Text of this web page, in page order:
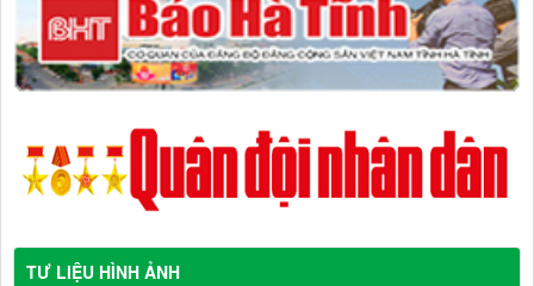
TƯ LIỆU HÌNH ẢNH